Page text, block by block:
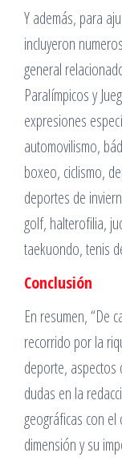
Y además, para
incluyeron
general
Paralímpicos y
expresiones
automovilismo,
boxeo, ciclismo,
deportes de
golf, halterofilia,
taekuondo, tenis
Conclusión
En resumen, “De
recorrido por la
deporte, aspectos
dudas en la
geográficas con
dimensión y su